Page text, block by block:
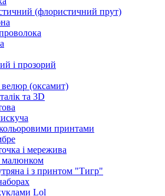
(флористичний прут)
і прозорий
велюр (оксамит)
та 3D
принтами
і мережива
малюнком
і з принтом "Тигр"
Lol